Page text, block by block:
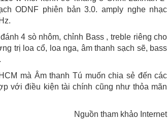
ODNF phiên bản 3.0. amply nghe nhạc
4 sò nhôm, chỉnh Bass , treble riêng cho
trị loa cổ, loa nga, âm thanh sạch sẽ, bass
mà Âm thanh Tú muốn chia sẻ đến các
với điều kiện tài chính cũng như thỏa mãn
Nguồn tham khảo Internet